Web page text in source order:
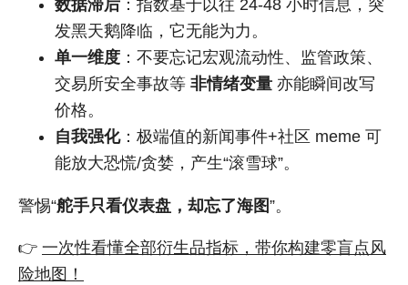
数据滞后 ：指数基于以往 24-48 小时信息，突
发黑天鹅降临，它无能为力。
单一维度 ：不要忘记宏观流动性、监管政策、
交易所安全事故等 非情绪变量 亦能瞬间改写
价格。
自我强化：极端值的新闻事件+社区 meme 可
能放大恐慌/贪婪，产生“滚雪球”。
警惕“舵手只看仪表盘，却忘了海图”。
👉 一次性看懂全部衍生品指标，带你构建零盲点风
险地图！